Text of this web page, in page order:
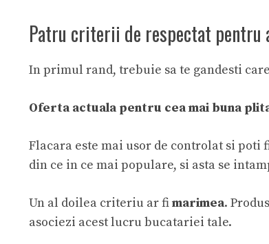
Patru criterii de respectat pentru
In primul rand, trebuie sa te gandesti
Oferta actuala pentru cea mai buna
Flacara este mai usor de controlat si
din ce in ce mai populare, si asta se
Un al doilea criteriu ar fimarimea.
asociezi acest lucru bucatariei tale.